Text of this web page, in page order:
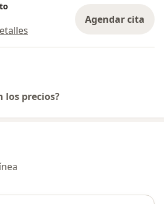
Agendar cita
los precios?